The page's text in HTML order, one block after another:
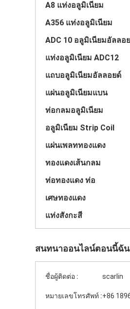
A8 แท่งอลูมิเนียม
A356 แท่งอลูมิเนียม
ADC 10 อลูมิเนียมอัลลอ
แท่งอลูมิเนียม ADC12
แถบอลูมิเนียมอัลลอยด์
แผ่นอลูมิเนียมแบน
ท่อกลมอลูมิเนียม
อลูมิเนียม Strip Coil
แผ่นเพลททองแดง
ทองแดงเส้นกลม
ท่อทองแดง ท่อ
เศษทองแดง
แท่งสังกะสี
สนทนาออนไลน์ตอนนี้ฉัน
ชื่อผู้ติดต่อ : scarlin
หมายเลขโทรศัพท์ :+86